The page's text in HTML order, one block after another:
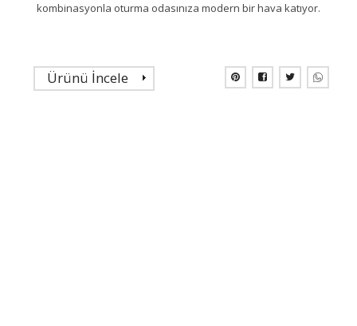
kombinasyonla oturma odasınıza modern bir hava katıyor.
Ürünü İncele